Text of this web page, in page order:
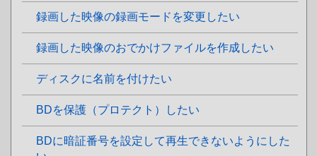
録画した映像の録画モードを変更したい
録画した映像のおでかけファイルを作成したい
ディスクに名前を付けたい
BDを保護（プロテクト）したい
BDに暗証番号を設定して再生できないようにした